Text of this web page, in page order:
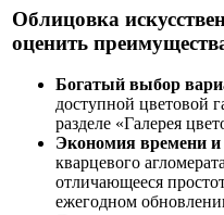
Облицовка
оценить
Богатый выбор
доступной цветовой
разделе «Галерея
Экономия времени и
кварцевого
отличающееся
ежегодном